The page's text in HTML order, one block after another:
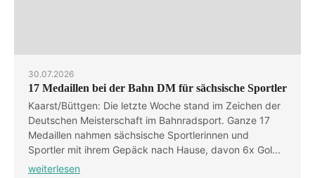
30.07.2026
17 Medaillen bei der Bahn DM für sächsische Sportler
Kaarst/Büttgen: Die letzte Woche stand im Zeichen der
Deutschen Meisterschaft im Bahnradsport. Ganze 17
Medaillen nahmen sächsische Sportlerinnen und
Sportler mit ihrem Gepäck nach Hause, davon 6x Gol...
weiterlesen